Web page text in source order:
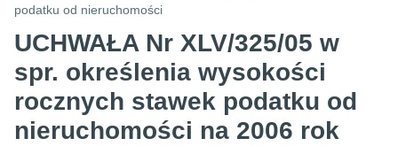
podatku od nieruchomości
UCHWAŁA Nr XLV/325/05 w
spr. określenia wysokości
rocznych stawek podatku od
nieruchomości na 2006 rok